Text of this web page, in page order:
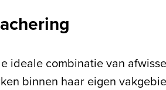
ideale combinatie van
binnen haar eigen